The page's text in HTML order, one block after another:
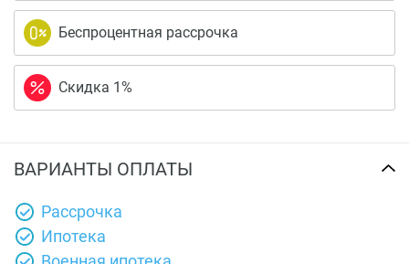
Беспроцентная рассрочка
Скидка 1%
ВАРИАНТЫ ОПЛАТЫ
Рассрочка
Ипотека